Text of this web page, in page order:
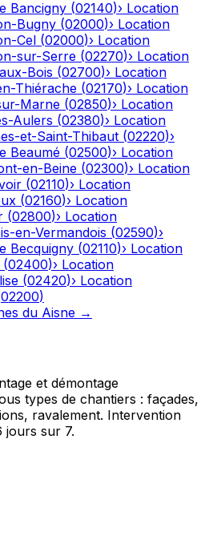
Bancigny (02140)› Location
Bugny (02000)› Location
Cel (02000)› Location
sur-Serre (02270)› Location
Bois (02700)› Location
Thiérache (02170)› Location
Marne (02850)› Location
Aulers (02380)› Location
et-Saint-Thibaut (02220)›
Beaumé (02500)› Location
en-Beine (02300)› Location
(02110)› Location
(02160)› Location
(02800)› Location
en-Vermandois (02590)›
Becquigny (02110)› Location
(02400)› Location
(02420)› Location
02200)
du Aisne →
et démontage
types de chantiers : façades,
ravalement. Intervention
jours sur 7.